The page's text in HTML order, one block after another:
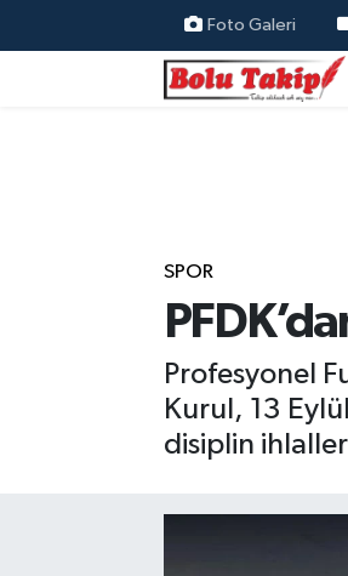
Foto Galeri
SPOR
Profesyonel
Kurul, 13
disiplin